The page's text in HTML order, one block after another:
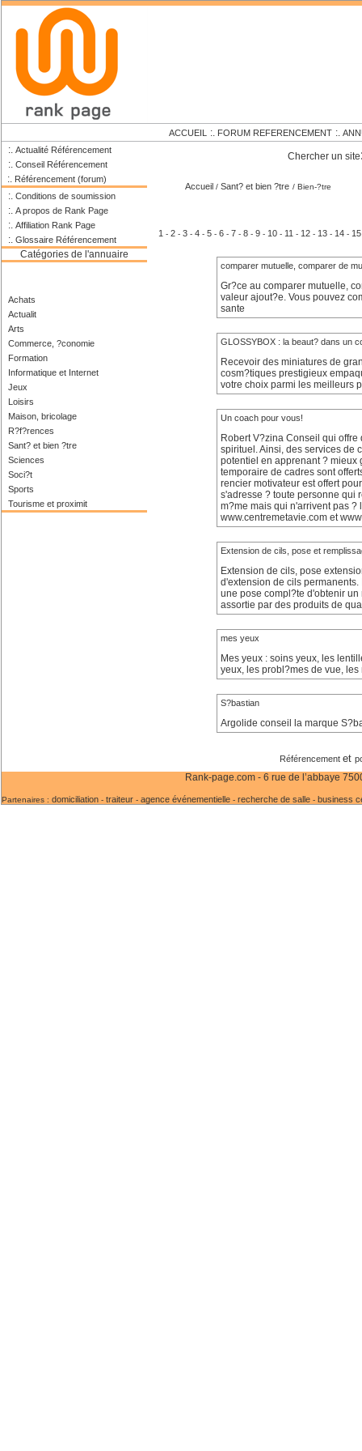
ACCUEIL :. FORUM REFERENCEMENT :.
:. Actualité Référencement
:. Conseil Référencement
:. Référencement (forum)
:. Conditions de soumission
:. A propos de Rank Page
:. Affiliation Rank Page
:. Glossaire Référencement
Catégories de l'annuaire
Achats
Actualit
Arts
Commerce, ?conomie
Formation
Informatique et Internet
Jeux
Loisirs
Maison, bricolage
R?f?rences
Sant? et bien ?tre
Sciences
Soci?t
Sports
Tourisme et proximit
Chercher un site
Accueil / Sant? et bien ?tre / Bien-?tre
1 - 2 - 3 - 4 - 5 - 6 - 7 - 8 - 9 - 10 - 11 - 12 - 13 - 14 - 15
comparer mutuelle, comparer de
Gr?ce au comparer mutuelle,
valeur ajout?e. Vous pouvez
sante
GLOSSYBOX : la beaut? dans un
Recevoir des miniatures de
cosm?tiques prestigieux
votre choix parmi les meilleurs
Un coach pour vous!
Robert V?zina Conseil qui
spirituel. Ainsi, des services de
potentiel en apprenant ? mieux
temporaire de cadres sont
rencier motivateur est offert
s'adresse ? toute personne qui
m?me mais qui n'arrivent pas ?
www.centremetavie.com et
Extension de cils, pose et
Extension de cils, pose
d'extension de cils
une pose compl?te d'obtenir
assortie par des produits de
mes yeux
Mes yeux : soins yeux, les
yeux, les probl?mes de vue,
S?bastian
Argolide conseil la marque
Référencement et
Rank-page.com - 6 rue de l’abbaye
Partenaires : domiciliation - traiteur - agence événementielle - recherche de salle - business